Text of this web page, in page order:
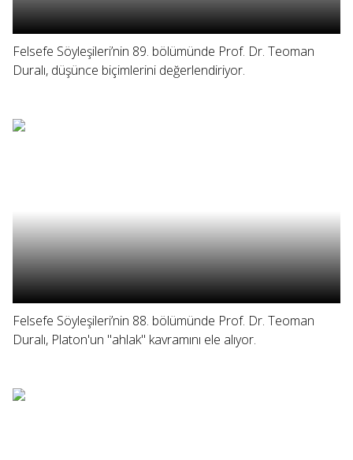
Felsefe Söyleşileri’nin 89. bölümünde Prof. Dr. Teoman
Duralı, düşünce biçimlerini değerlendiriyor.
Felsefe Söyleşileri’nin 88. bölümünde Prof. Dr. Teoman
Duralı, Platon'un "ahlak" kavramını ele alıyor.